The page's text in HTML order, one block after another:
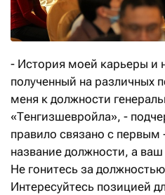
- История моей карьеры и
полученный на различных
меня к должности
«Тенгизшевройла», -
правило связано с первым
название должности, а
Не гонитесь за
Интересуйтесь позицией